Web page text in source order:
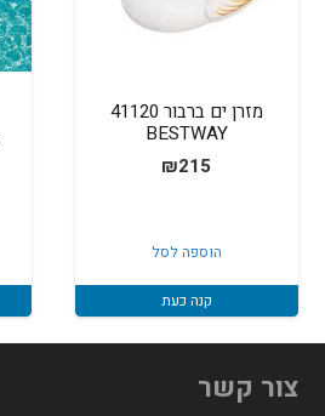
מזרן ים ברבור 41120
BESTWAY
₪215
הוספה לסל
קנה כעת
צור קשר